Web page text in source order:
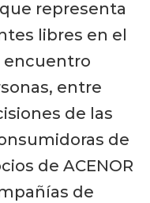
representa
libres en el
encuentro
entre
de las
de
de ACENOR
de